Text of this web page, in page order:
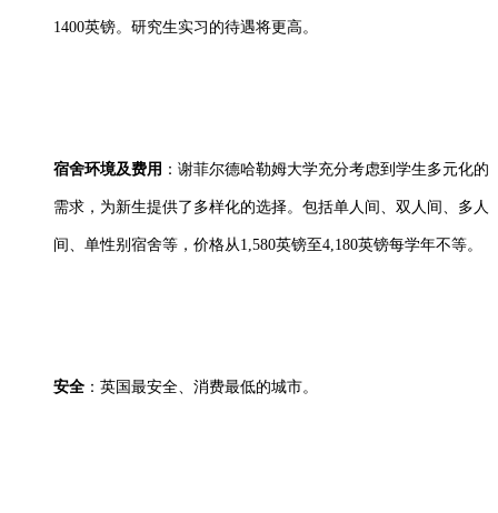
1400英镑。研究生实习的待遇将更高。
宿舍环境及费用 ：谢菲尔德哈勒姆大学充分考虑到学生多元化的
需求，为新生提供了多样化的选择。包括单人间、双人间、多人
间、单性别宿舍等，价格从1,580英镑至4,180英镑每学年不等。
安全 ：英国最安全、消费最低的城市。